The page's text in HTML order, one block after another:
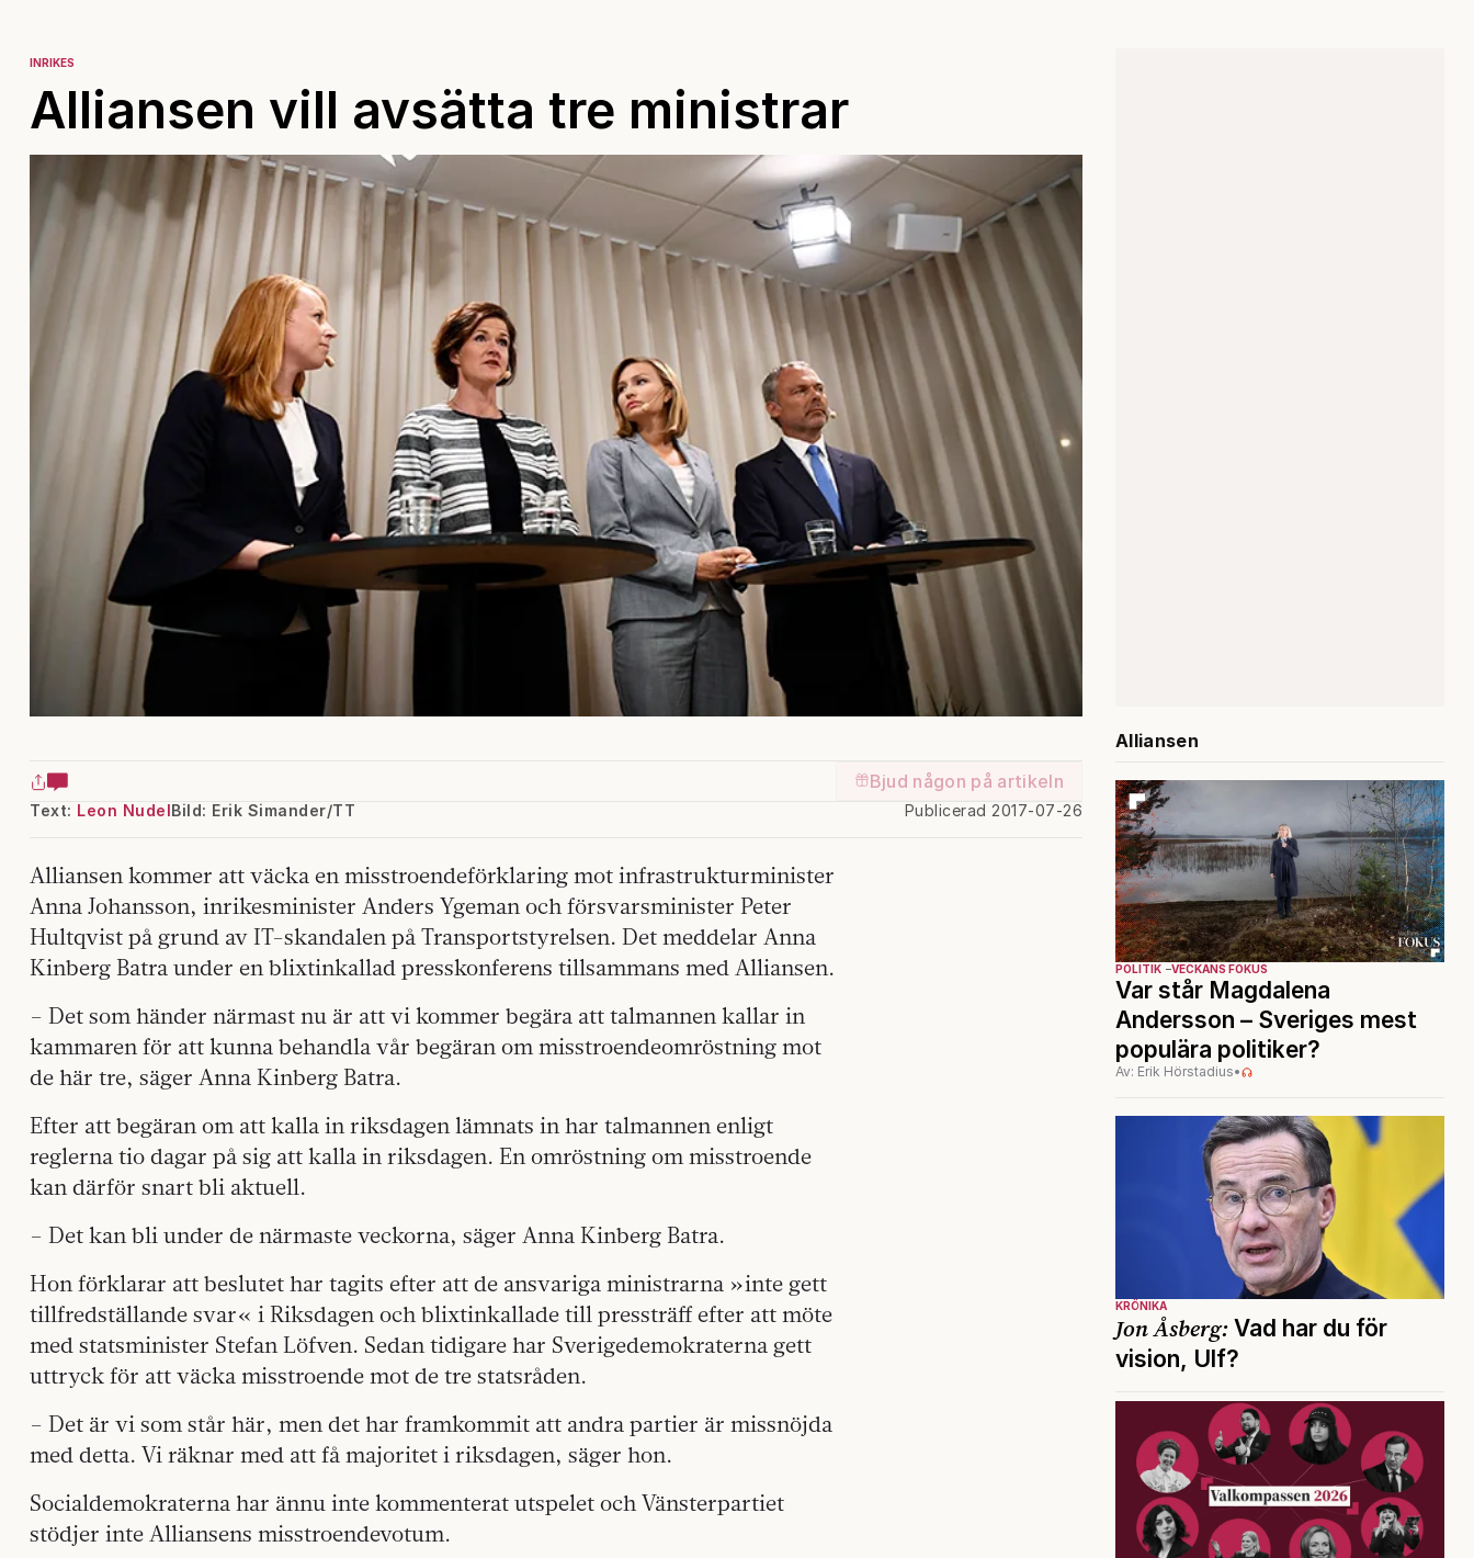
INRIKES
Alliansen vill avsätta tre ministrar
Bjud någon på artikeln
Text: Leon Nudel Publicerad 2017-07-26
Bild: Erik Simander/TT
Alliansen kommer att väcka en misstroendeförklaring mot infrastrukturminister
Anna Johansson, inrikesminister Anders Ygeman och försvarsminister Peter
Hultqvist på grund av IT-skandalen på Transportstyrelsen. Det meddelar Anna
Kinberg Batra under en blixtinkallad presskonferens tillsammans med Alliansen.
– Det som händer närmast nu är att vi kommer begära att talmannen kallar in
kammaren för att kunna behandla vår begäran om misstroendeomröstning mot
de här tre, säger Anna Kinberg Batra.
Efter att begäran om att kalla in riksdagen lämnats in har talmannen enligt
reglerna tio dagar på sig att kalla in riksdagen. En omröstning om misstroende
kan därför snart bli aktuell.
– Det kan bli under de närmaste veckorna, säger Anna Kinberg Batra.
Hon förklarar att beslutet har tagits efter att de ansvariga ministrarna »inte gett
tillfredställande svar« i Riksdagen och blixtinkallade till pressträff efter att möte
med statsminister Stefan Löfven. Sedan tidigare har Sverigedemokraterna gett
uttryck för att väcka misstroende mot de tre statsråden.
– Det är vi som står här, men det har framkommit att andra partier är missnöjda
med detta. Vi räknar med att få majoritet i riksdagen, säger hon.
Socialdemokraterna har ännu inte kommenterat utspelet och Vänsterpartiet
stödjer inte Alliansens misstroendevotum.
Alliansen
POLITIK VECKANS FOKUS
Var står Magdalena
Andersson – Sveriges mest
populära politiker?
Av: Erik Hörstadius•
KRÖNIKA
Jon Åsberg: Vad har du för
vision, Ulf?